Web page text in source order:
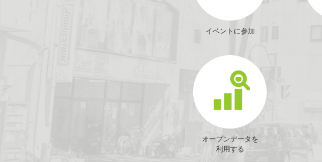
イベントに参加
オープンデータを
利用する